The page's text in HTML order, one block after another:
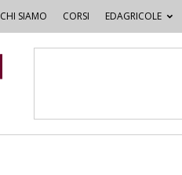
CHI SIAMO CORSI EDAGRICOLE